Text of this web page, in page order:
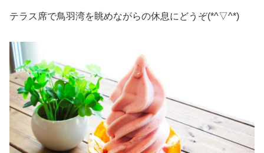
テラス席で鳥羽湾を眺めながらの休息にどうぞ(*^▽^*)